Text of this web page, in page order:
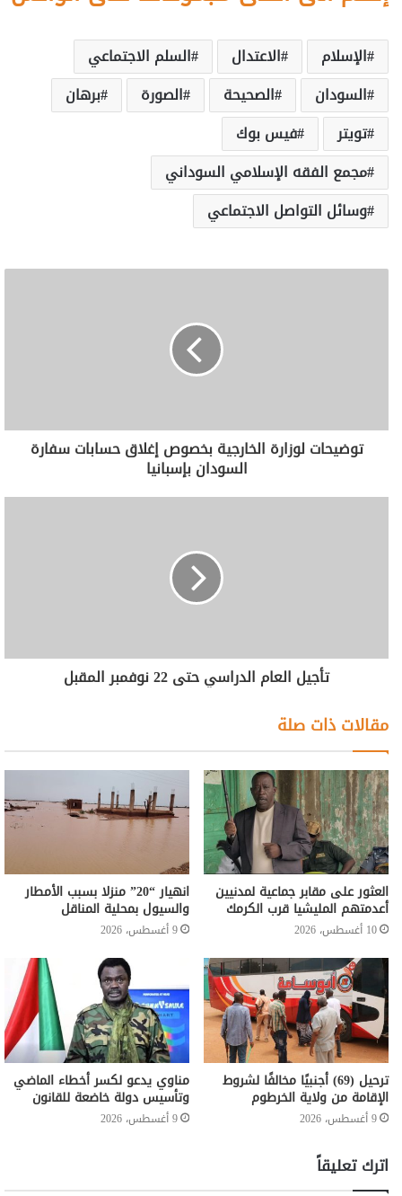
الإسلام الاعتدال
السلم الاجتماعي
السودان
الصحيحة الصورة
برهان
تويتر
فيس بوك
مجمع الفقه الإسلامي السوداني
وسائل التواصل الاجتماعي
توضيحات لوزارة الخارجية بخصوص إغلاق حسابات سفارة
السودان بإسبانيا
تأجيل العام الدراسي حتى 22 نوفمبر المقبل
مقالات ذات صلة
العثور على مقابر جماعية لمدنيين
أعدمتهم المليشيا قرب الكرمك
10 أغسطس، 2026
انهيار “20” منزلا بسبب الأمطار
والسيول بمحلية المناقل
9 أغسطس، 2026
ترحيل (69) أجنبيًا مخالفًا لشروط
الإقامة من ولاية الخرطوم
9 أغسطس، 2026
مناوي يدعو لكسر أخطاء الماضي
وتأسيس دولة خاضعة للقانون
9 أغسطس، 2026
اترك تعليقاً